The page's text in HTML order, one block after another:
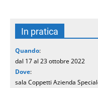
In pratica
Quando:
dal 17 al 23 ottobre 2022
Dove:
sala Coppetti Azienda